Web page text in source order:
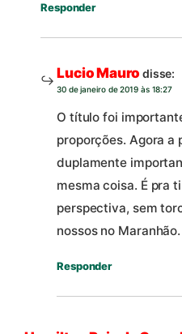
Responder
Lucio Mauro disse:
30 de janeiro de 2019 às 18:27
O título foi
proporções. Agora a
duplamente
mesma coisa. É pra
perspectiva, sem
nossos no Maranhão.
Responder